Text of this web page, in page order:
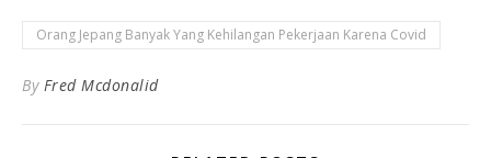
Orang Jepang Banyak Yang Kehilangan Pekerjaan Karena Covid
By Fred Mcdonalid